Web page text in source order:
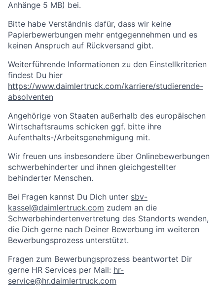
Anhänge 5 MB) bei.
Bitte habe Verständnis dafür, dass wir keine
Papierbewerbungen mehr entgegennehmen und es
keinen Anspruch auf Rückversand gibt.
Weiterführende Informationen zu den Einstellkriterien
findest Du hier
https://www.daimlertruck.com/karriere/studierende-
absolventen
Angehörige von Staaten außerhalb des europäischen
Wirtschaftsraums schicken ggf. bitte ihre
Aufenthalts-/Arbeitsgenehmigung mit.
Wir freuen uns insbesondere über Onlinebewerbungen
schwerbehinderter und ihnen gleichgestellter
behinderter Menschen.
Bei Fragen kannst Du Dich unter sbv-
kassel@daimlertruck.com zudem an die
Schwerbehindertenvertretung des Standorts wenden,
die Dich gerne nach Deiner Bewerbung im weiteren
Bewerbungsprozess unterstützt.
Fragen zum Bewerbungsprozess beantwortet Dir
gerne HR Services per Mail: hr-
service@hr.daimlertruck.com